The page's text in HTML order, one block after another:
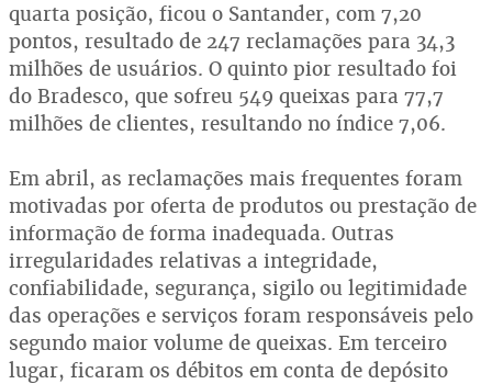
quarta posição, ficou o Santander, com 7,20
pontos, resultado de 247 reclamações para 34,3
milhões de usuários. O quinto pior resultado foi
do Bradesco, que sofreu 549 queixas para 77,7
milhões de clientes, resultando no índice 7,06.
Em abril, as reclamações mais frequentes foram
motivadas por oferta de produtos ou prestação de
informação de forma inadequada. Outras
irregularidades relativas a integridade,
confiabilidade, segurança, sigilo ou legitimidade
das operações e serviços foram responsáveis pelo
segundo maior volume de queixas. Em terceiro
lugar, ficaram os débitos em conta de depósito